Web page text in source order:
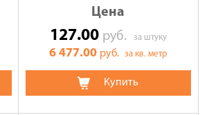
Цена
127.00 руб. за штуку
6 477.00 руб.за кв. метр
Купить